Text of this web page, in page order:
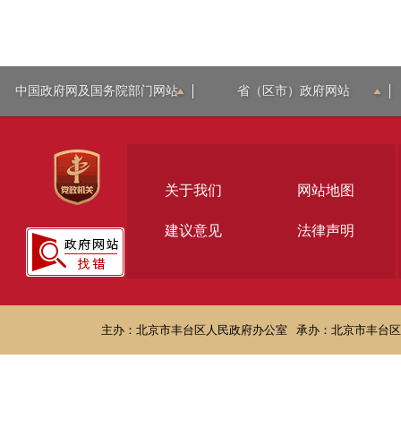
中国政府网及国务院部门网站 省（区市）政府网站
关于我们 网站地图
建议意见 法律声明
主办：北京市丰台区人民政府办公室 承办：北京市丰台